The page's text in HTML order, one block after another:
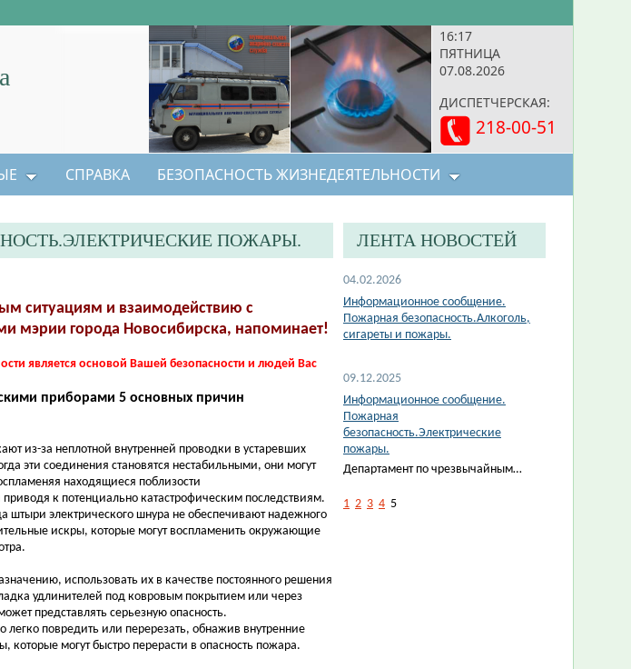
16:17
ПЯТНИЦА
07.08.2026
ДИСПЕТЧЕРСКАЯ:
218-00-51
СПРАВКА БЕЗОПАСНОСТЬ ЖИЗНЕДЕЯТЕЛЬНОСТИ
ПОЖАРЫ.
ситуациям и взаимодействию с
мэрии города Новосибирска, напоминает!
является основой Вашей безопасности и людей Вас
приборами 5 основных причин
из-за неплотной внутренней проводки в устаревших
эти соединения становятся нестабильными, они могут
находящиеся поблизости
к потенциально катастрофическим последствиям.
штыри электрического шнура не обеспечивают надежного
искры, которые могут воспламенить окружающие
использовать их в качестве постоянного решения
удлинителей под ковровым покрытием или через
представлять серьезную опасность.
повредить или перерезать, обнажив внутренние
которые могут быстро перерасти в опасность пожара.
ЛЕНТА НОВОСТЕЙ
04.02.2026
Информационное сообщение.
Пожарная безопасность.Алкоголь,
сигареты и пожары.
09.12.2025
Информационное сообщение.
Пожарная
безопасность.Электрические
пожары.
Департамент по чрезвычайным…
1 2 3 4 5